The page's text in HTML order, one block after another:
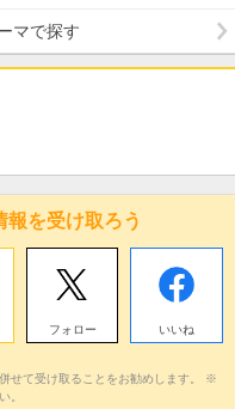
マで探す
報を受け取ろう
フォロー いいね
せて受け取ることをお勧めします。 ※
。